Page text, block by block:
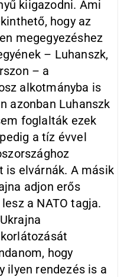
kiigazodni. Ami
hogy az
megegyezéshez
– Luhanszk,
– a
alkotmányba is
azonban Luhanszk
foglalták ezek
a tíz évvel
is elvárnák. A másik
adjon erős
a NATO tagja.
hogy
ilyen rendezés is a